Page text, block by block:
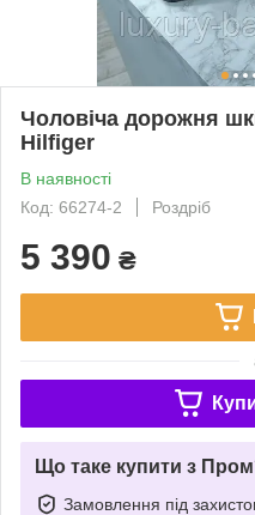
Чоловіча дорожня
Hilfiger
В наявності
Код: 66274-2
Роздріб
5 390 ₴
Що таке купити з
Замовлення під